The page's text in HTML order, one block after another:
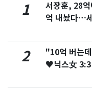
1
서장훈, 28
억 내놨다…
2
"10억 버는
♥닉스女 3:3